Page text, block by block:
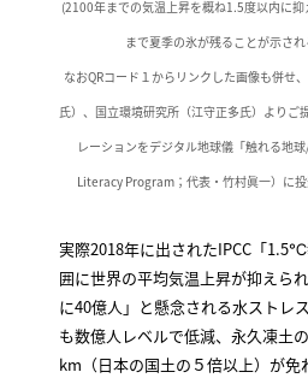
(2100年までの気温上昇を概ね1.5度以内に
まで夏季の氷が残ることが示さ
なおQRコード１からリンクした画像も併せ
氏）、国立環境研究所（江守正多氏）よりご
レーションをデジタル地球儀「触れる地
Literacy Program；代表・竹村眞一）に投
実際2018年に出されたIPCC「
囲に世界の平均気温上昇が抑えら
に40億人」と懸念される水ストレ
も数億人レベルで低減、永久凍土
km（日本の国土の５倍以上）が免